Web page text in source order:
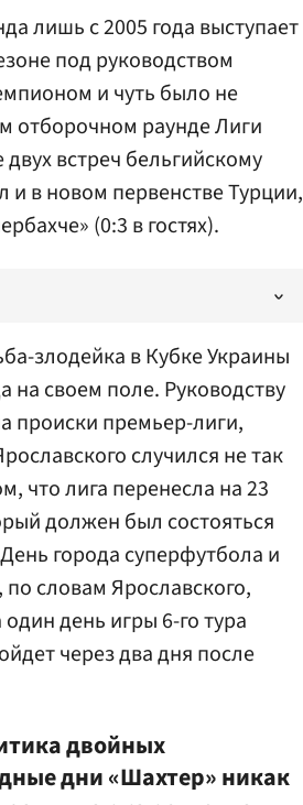
лишь с 2005 года выступает
под руководством
и чуть было не
отборочном раунде Лиги
встреч бельгийскому
и в новом первенстве Турции,
(0:3 в гостях).
злодейка в Кубке Украины
на своем поле. Руководству
происки премьер-лиги,
случился не так
что лига перенесла на 23
должен был состояться
города суперфутбола и
словам Ярославского,
день игры 6-го тура
через два дня после
двойных
дни «Шахтер» никак